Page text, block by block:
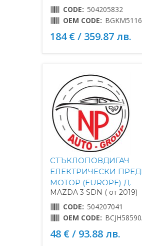
CODE: 504205832
OEM CODE:
184 € / 359.87 лв.
СТЪКЛОПОВДИГАЧ
ЕЛЕКТРИЧЕСКИ
МОТОР (EUROPE) Д.
MAZDA 3 SDN ( от 2019)
CODE: 504207041
OEM CODE:
48 € / 93.88 лв.